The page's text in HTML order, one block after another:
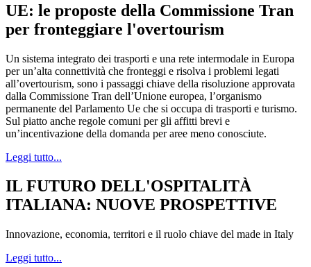
UE: le proposte della Commissione Tran
per fronteggiare l'overtourism
Un sistema integrato dei trasporti e una rete intermodale in Europa
per un’alta connettività che fronteggi e risolva i problemi legati
all’overtourism, sono i passaggi chiave della risoluzione approvata
dalla Commissione Tran dell’Unione europea, l’organismo
permanente del Parlamento Ue che si occupa di trasporti e turismo.
Sul piatto anche regole comuni per gli affitti brevi e
un’incentivazione della domanda per aree meno conosciute.
Leggi tutto...
IL FUTURO DELL'OSPITALITÀ
ITALIANA: NUOVE PROSPETTIVE
Innovazione, economia, territori e il ruolo chiave del made in Italy
Leggi tutto...